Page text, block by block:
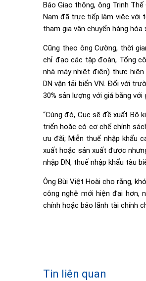
Báo Giao thông, ông Trịnh
Nam đã trực tiếp làm việc với
tham gia vận chuyển hàng hóa
Cũng theo ông Cường, thời
chỉ đạo các tập đoàn, Tổng
nhà máy nhiệt điện) thực
DN vận tải biển VN. Đối với
30% sản lượng với giá bằng
“Cùng đó, Cục sẽ đề xuất Bộ
triển hoặc có cơ chế chính
ưu đãi; Miễn thuế nhập khẩu
xuất hoặc sản xuất được
nhập DN, thuế nhập khẩu tàu
Ông Bùi Việt Hoài cho rằng,
công nghệ mới hiện đại hơn,
chính hoặc bảo lãnh tài chính
Tin liên quan